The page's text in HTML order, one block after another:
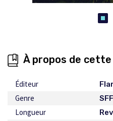
À propos de
Éditeur
Genre SFF
Longueur